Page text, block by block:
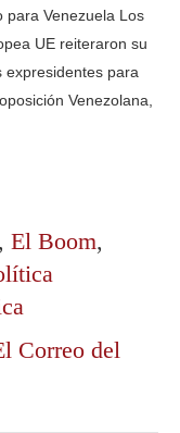
para Venezuela Los
UE reiteraron su
expresidentes para
Venezolana,
, El Boom,
Correo del